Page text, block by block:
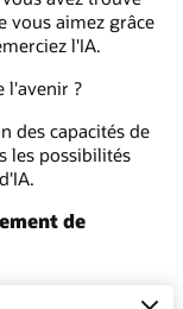
vous aimez grâce
l'IA.
l'avenir ?
des capacités de
les possibilités
de
connu une